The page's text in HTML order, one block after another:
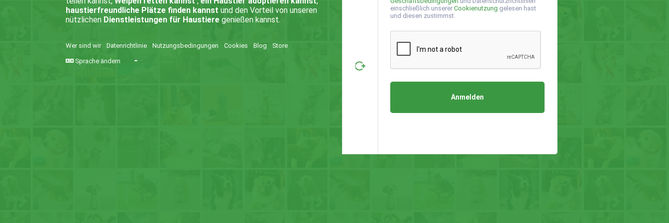
haustierfreundliche Plätze finden kannst und den Vorteil von unseren
nützlichen Dienstleistungen für Haustiere genießen kannst.
Wer sind wir Datenrichtlinie Nutzungsbedingungen Cookies Blog Store
Sprache ändern
einschließlich unserer Cookienutzung gelesen hast
und diesen zustimmst.
Anmelden